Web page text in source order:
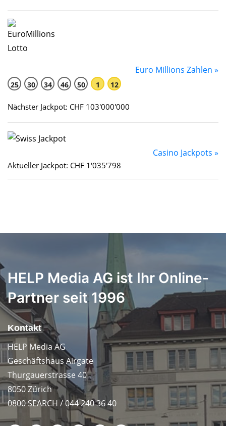
Euro Millions Zahlen »
25 30 34 46 50 1 12
Nächster Jackpot: CHF 103'000'000
Casino Jackpots »
Aktueller Jackpot: CHF 1'035'798
HELP Media AG ist Ihr Online-
Partner seit 1996
Kontakt
HELP Media AG
Geschäftshaus Airgate
Thurgauerstrasse 40
8050 Zürich
0800 SEARCH / 044 240 36 40